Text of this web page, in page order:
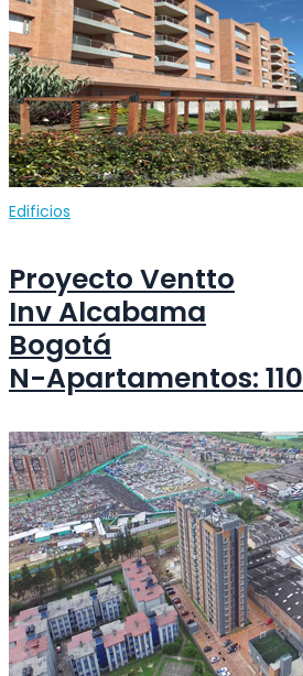
Edificios
Proyecto Ventto
Inv Alcabama
Bogotá
N-Apartamentos: 110